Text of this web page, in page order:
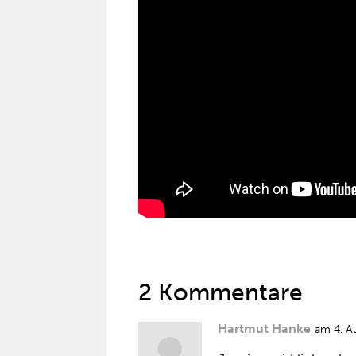
2 Kommentare
Hartmut Hanke am 4.